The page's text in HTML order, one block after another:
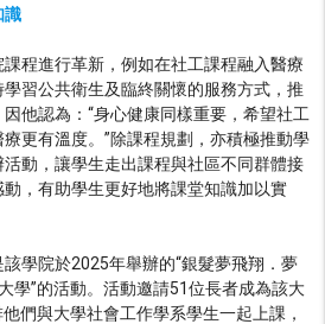
識
程進行革新，例如在社工課程融入醫療
習公共衛生及臨終關懷的服務方式，推
他認為：“身心健康同樣重要，希望社工
更有溫度。”除課程規劃，亦積極推動學
動，讓學生走出課程與社區不同群體接
，有助學生更好地將課堂知識加以實
學院於2025年舉辦的“銀髮夢飛翔．夢
學”的活動。活動邀請51位長者成為該大
們與大學社會工作學系學生一起上課，